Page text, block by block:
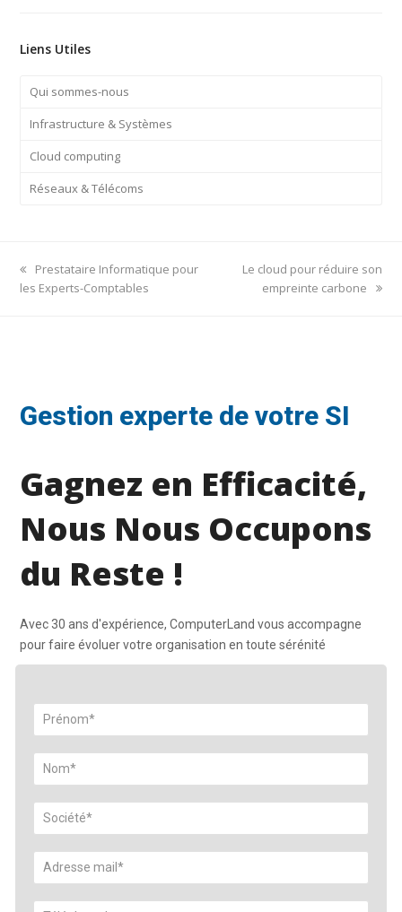
Liens Utiles
Qui sommes-nous
Infrastructure & Systèmes
Cloud computing
Réseaux & Télécoms
previous
post:
Prestataire Informatique pour
les Experts-Comptables
next
post:
Le cloud pour réduire son
empreinte carbone
Gestion experte de votre SI
Gagnez en Efficacité,
Nous Nous Occupons
du Reste !
Avec 30 ans d'expérience, ComputerLand vous accompagne
pour faire évoluer votre organisation en toute sérénité